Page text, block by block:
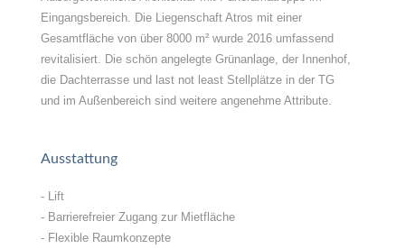
Eingangsbereich. Die Liegenschaft Atros mit einer
Gesamtfläche von über 8000 m² wurde 2016 umfassend
revitalisiert. Die schön angelegte Grünanlage, der Innenhof,
die Dachterrasse und last not least Stellplätze in der TG
und im Außenbereich sind weitere angenehme Attribute.
Ausstattung
- Lift
- Barrierefreier Zugang zur Mietfläche
- Flexible Raumkonzepte